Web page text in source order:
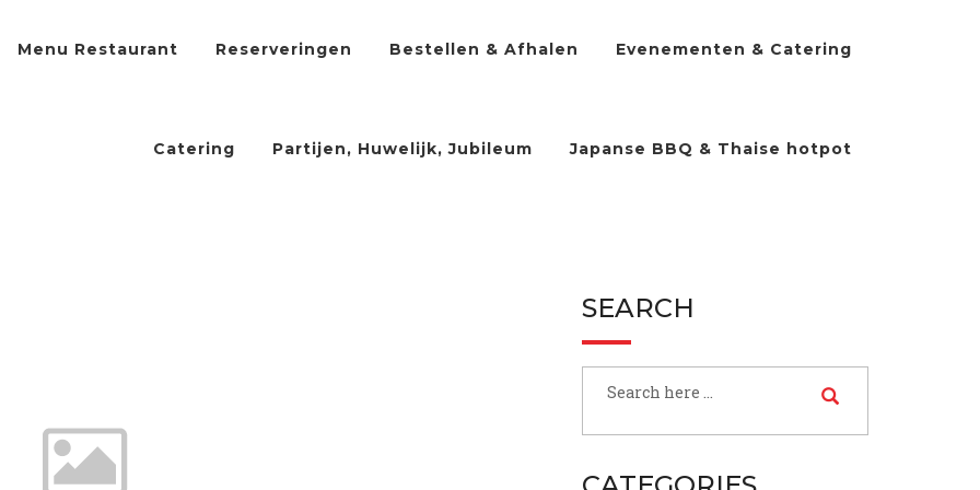
Menu Restaurant Reserveringen Bestellen & Afhalen Evenementen & Catering
Catering Partijen, Huwelijk, Jubileum Japanse BBQ & Thaise hotpot
SEARCH